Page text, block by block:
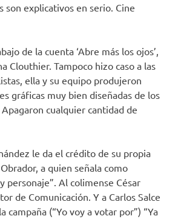
son explicativos en serio. Cine
de la cuenta ‘Abre más los ojos’,
Clouthier. Tampoco hizo caso a las
ella y su equipo produjeron
gráficas muy bien diseñadas de los
cualquier cantidad de
le da el crédito de su propia
a quien señala como
personaje”. Al colimense César
de Comunicación. Y a Carlos Salce
campaña (“Yo voy a votar por”) “Ya